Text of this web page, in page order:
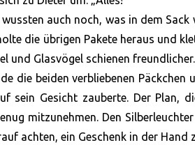
wussten auch noch, was in dem
die übrigen Pakete heraus und
und Glasvögel schienen freundlicher.
die beiden verbliebenen
sein Gesicht zauberte. Der Plan,
mitzunehmen. Den
achten, ein Geschenk in der Hand